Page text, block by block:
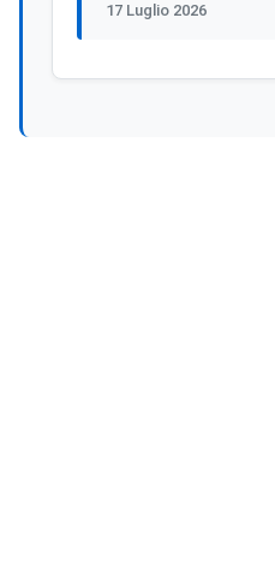
17 Luglio 2026